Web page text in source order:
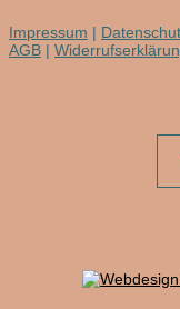
Impressum |
AGB |